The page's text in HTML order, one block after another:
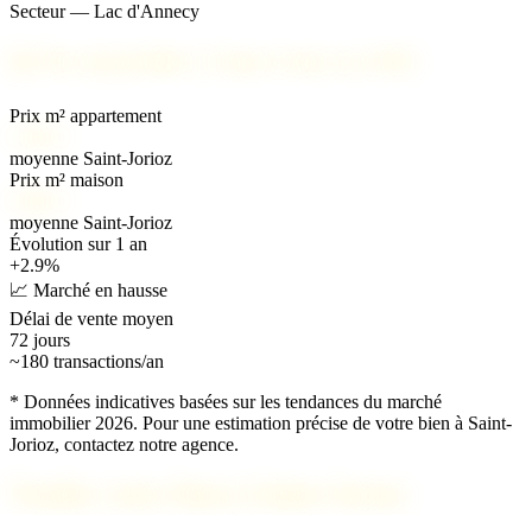
Secteur — Lac d'Annecy
Prix m² appartement
moyenne Saint-Jorioz
Prix m² maison
moyenne Saint-Jorioz
Évolution sur 1 an
+2.9%
📈 Marché en hausse
Délai de vente moyen
72 jours
~180 transactions/an
* Données indicatives basées sur les tendances du marché
immobilier 2026. Pour une estimation précise de votre bien à Saint-
Jorioz, contactez notre agence.